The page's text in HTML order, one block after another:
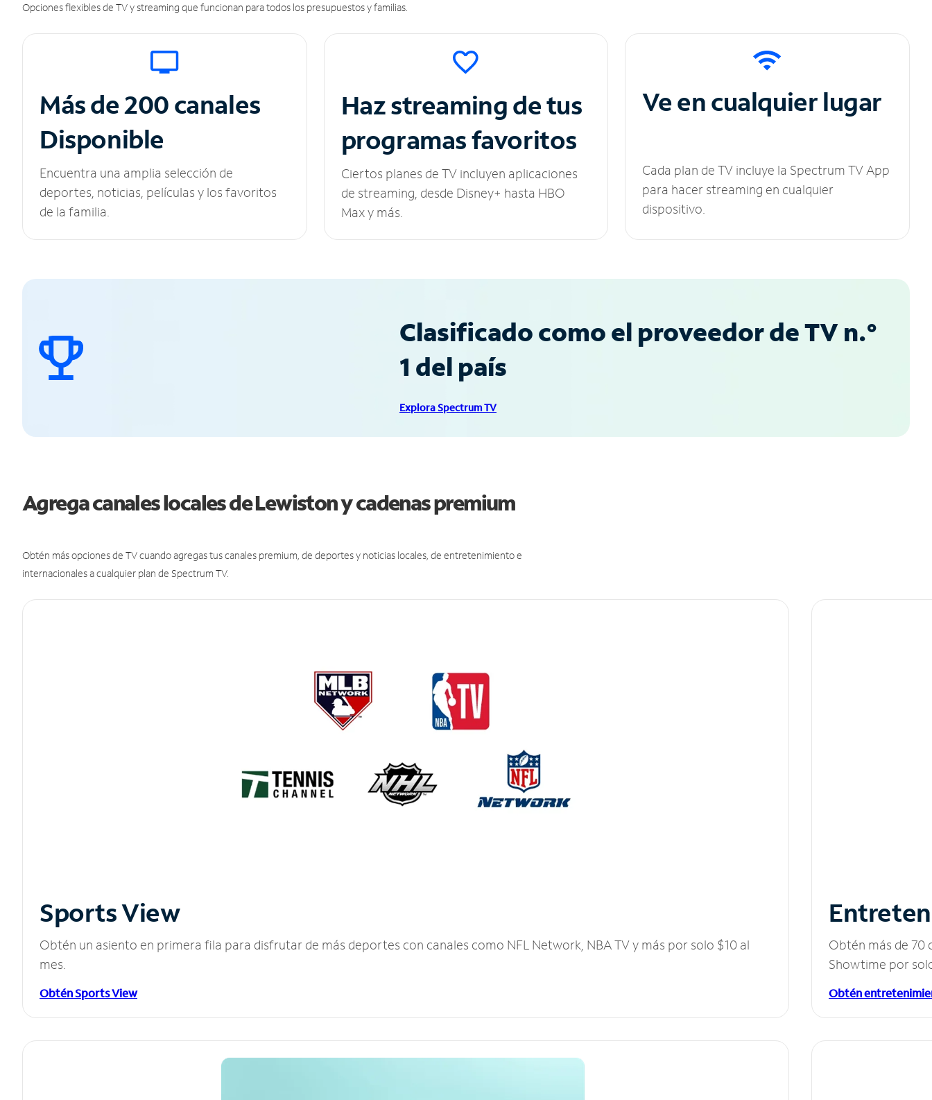
Opciones flexibles de TV y streaming que funcionan para todos los presupuestos y familias.
Más de 200 canales
Disponible
Encuentra una amplia selección de
deportes, noticias, películas y los favoritos
de la familia.
Haz streaming de tus
programas favoritos
Ciertos planes de TV incluyen aplicaciones
de streaming, desde Disney+ hasta HBO
Max y más.
Ve en cualquier lugar
Cada plan de TV incluye la Spectrum TV App
para hacer streaming en cualquier
dispositivo.
Clasificado como el proveedor de TV n.°
1 del país
Explora Spectrum TV
Agrega canales locales de Lewiston y cadenas premium
Obtén más opciones de TV cuando agregas tus canales premium, de deportes y noticias locales, de entretenimiento e
internacionales a cualquier plan de Spectrum TV.
Sports View
Obtén un asiento en primera fila para disfrutar de más deportes con canales como NFL Network, NBA TV y más por solo $10 al
mes.
Obtén Sports View
Obtén más de 70
Showtime por
Obtén